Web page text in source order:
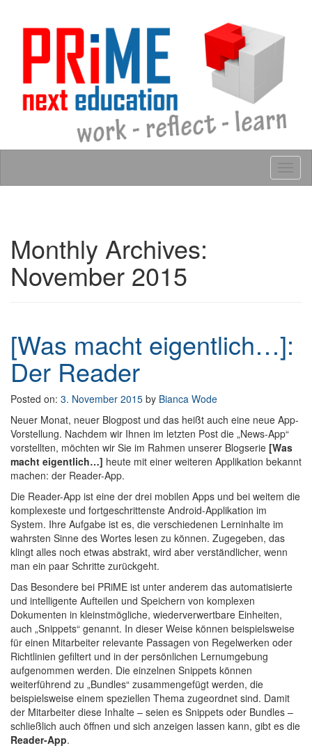
Monthly Archives:
November 2015
[Was macht eigentlich…]:
Der Reader
Posted on: 3. November 2015 by Bianca Wode
Neuer Monat, neuer Blogpost und das heißt auch eine neue App-
Vorstellung. Nachdem wir Ihnen im letzten Post die „News-App“
vorstellten, möchten wir Sie im Rahmen unserer Blogserie [Was
macht eigentlich…] heute mit einer weiteren Applikation bekannt
machen: der Reader-App.
Die Reader-App ist eine der drei mobilen Apps und bei weitem die
komplexeste und fortgeschrittenste Android-Applikation im
System. Ihre Aufgabe ist es, die verschiedenen Lerninhalte im
wahrsten Sinne des Wortes lesen zu können. Zugegeben, das
klingt alles noch etwas abstrakt, wird aber verständlicher, wenn
man ein paar Schritte zurückgeht.
Das Besondere bei PRiME ist unter anderem das automatisierte
und intelligente Aufteilen und Speichern von komplexen
Dokumenten in kleinstmögliche, wiederverwertbare Einheiten,
auch „Snippets“ genannt. In dieser Weise können beispielsweise
für einen Mitarbeiter relevante Passagen von Regelwerken oder
Richtlinien gefiltert und in der persönlichen Lernumgebung
aufgenommen werden. Die einzelnen Snippets können
weiterführend zu „Bundles“ zusammengefügt werden, die
beispielsweise einem speziellen Thema zugeordnet sind. Damit
der Mitarbeiter diese Inhalte – seien es Snippets oder Bundles –
schließlich auch öffnen und sich anzeigen lassen kann, gibt es die
Reader-App.